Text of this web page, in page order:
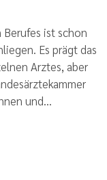
ist schon
Es prägt das
Arztes, aber
und…